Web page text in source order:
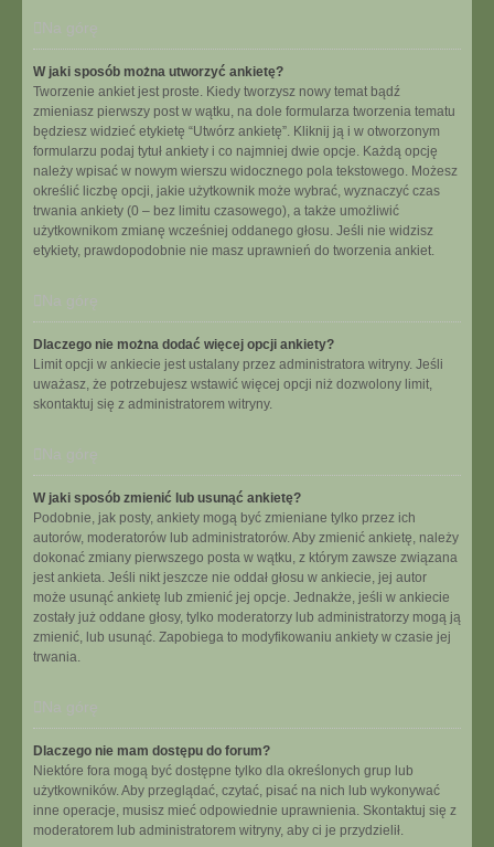
Na górę
W jaki sposób można utworzyć ankietę?
Tworzenie ankiet jest proste. Kiedy tworzysz nowy temat bądź
zmieniasz pierwszy post w wątku, na dole formularza tworzenia tematu
będziesz widzieć etykietę “Utwórz ankietę”. Kliknij ją i w otworzonym
formularzu podaj tytuł ankiety i co najmniej dwie opcje. Każdą opcję
należy wpisać w nowym wierszu widocznego pola tekstowego. Możesz
określić liczbę opcji, jakie użytkownik może wybrać, wyznaczyć czas
trwania ankiety (0 – bez limitu czasowego), a także umożliwić
użytkownikom zmianę wcześniej oddanego głosu. Jeśli nie widzisz
etykiety, prawdopodobnie nie masz uprawnień do tworzenia ankiet.
Na górę
Dlaczego nie można dodać więcej opcji ankiety?
Limit opcji w ankiecie jest ustalany przez administratora witryny. Jeśli
uważasz, że potrzebujesz wstawić więcej opcji niż dozwolony limit,
skontaktuj się z administratorem witryny.
Na górę
W jaki sposób zmienić lub usunąć ankietę?
Podobnie, jak posty, ankiety mogą być zmieniane tylko przez ich
autorów, moderatorów lub administratorów. Aby zmienić ankietę, należy
dokonać zmiany pierwszego posta w wątku, z którym zawsze związana
jest ankieta. Jeśli nikt jeszcze nie oddał głosu w ankiecie, jej autor
może usunąć ankietę lub zmienić jej opcje. Jednakże, jeśli w ankiecie
zostały już oddane głosy, tylko moderatorzy lub administratorzy mogą ją
zmienić, lub usunąć. Zapobiega to modyfikowaniu ankiety w czasie jej
trwania.
Na górę
Dlaczego nie mam dostępu do forum?
Niektóre fora mogą być dostępne tylko dla określonych grup lub
użytkowników. Aby przeglądać, czytać, pisać na nich lub wykonywać
inne operacje, musisz mieć odpowiednie uprawnienia. Skontaktuj się z
moderatorem lub administratorem witryny, aby ci je przydzielił.